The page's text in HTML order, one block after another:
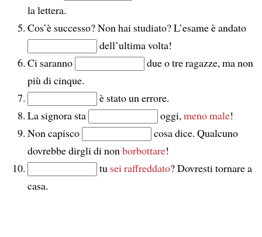
la lettera.
Cos’è successo? Non hai studiato? L’esame è andato
dell’ultima volta!
Ci saranno
due o tre ragazze, ma non
più di cinque.
è stato un errore.
La signora sta
oggi, meno male!
Non capisco
cosa dice. Qualcuno
dovrebbe dirgli di non borbottare!
tu sei raffreddato? Dovresti tornare a
casa.